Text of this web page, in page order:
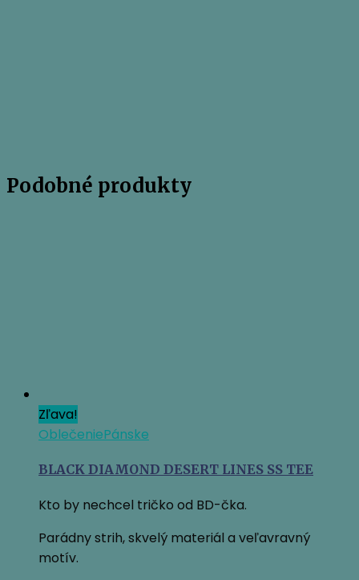
Podobné produkty
Zľava!
OblečeniePánske
BLACK DIAMOND DESERT LINES SS TEE
Kto by nechcel tričko od BD-čka.
Parádny strih, skvelý materiál a veľavravný
motív.